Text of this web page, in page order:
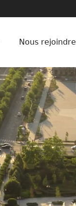
Nous rejoindre